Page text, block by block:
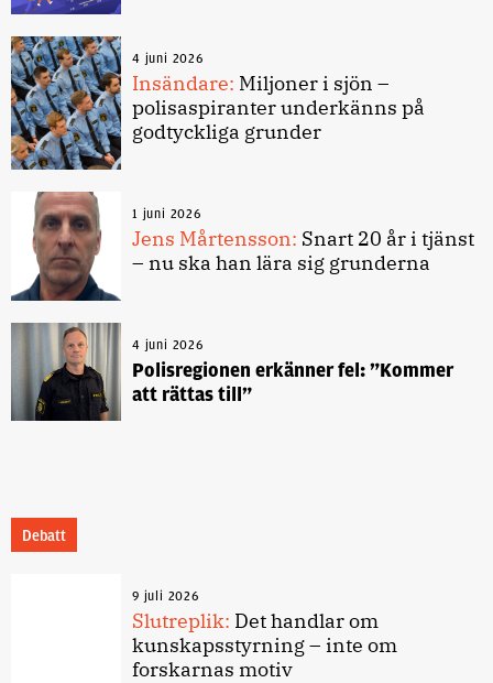
4 juni 2026
Insändare: Miljoner i sjön –
polisaspiranter underkänns på
godtyckliga grunder
1 juni 2026
Jens Mårtensson: Snart 20 år i tjänst
– nu ska han lära sig grunderna
4 juni 2026
Polisregionen erkänner fel: ”Kommer
att rättas till”
Debatt
9 juli 2026
Slutreplik: Det handlar om
kunskapsstyrning – inte om
forskarnas motiv